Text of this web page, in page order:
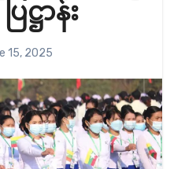
ဋ္ဌာန်း
15, 2025